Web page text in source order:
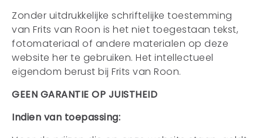
Zonder uitdrukkelijke schriftelijke toestemming
van Frits van Roon is het niet toegestaan tekst,
fotomateriaal of andere materialen op deze
website her te gebruiken. Het intellectueel
eigendom berust bij Frits van Roon.
GEEN GARANTIE OP JUISTHEID
Indien van toepassing: